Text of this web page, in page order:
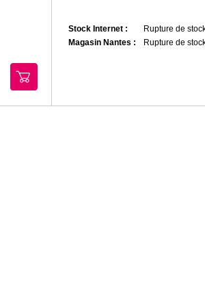
Stock Internet :
Rupture de
Magasin Nantes :
Rupture de